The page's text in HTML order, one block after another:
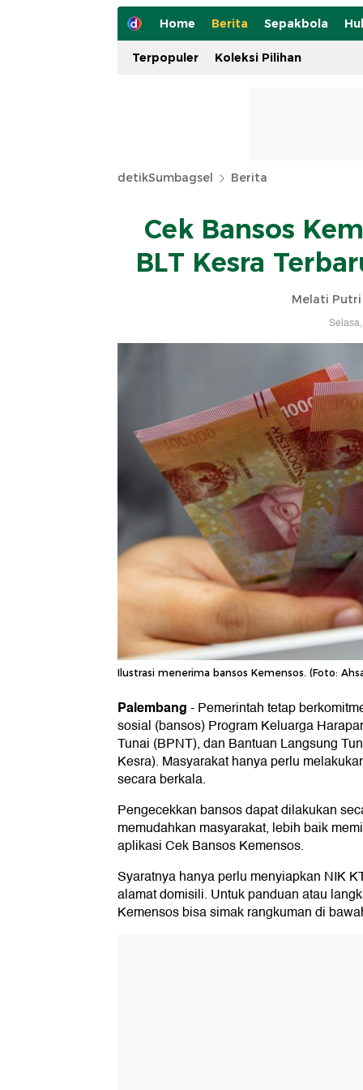
Home Berita Sepakbola
Terpopuler Koleksi Pilihan
detikSumbagsel Berita
Cek Bansos
BLT Kesra
Melati Putri
Ilustrasi menerima bansos Kemensos. (Foto:
Palembang-Pemerintah tetap
sosial (bansos) Program Keluarga
Tunai (BPNT), dan Bantuan Langsung
Kesra). Masyarakat hanya perlu
secara berkala.
Pengecekkan bansos dapat dilakukan
memudahkan masyarakat, lebih baik
aplikasi Cek Bansos Kemensos.
Syaratnya hanya perlu menyiapkan NIK
alamat domisili. Untuk panduan atau
Kemensos bisa simak rangkuman di